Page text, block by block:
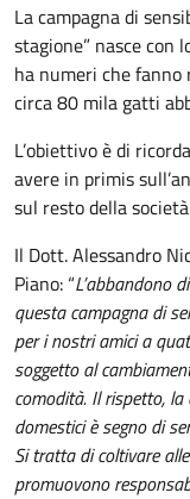
La campagna di
stagione” nasce con
ha numeri che
circa 80 mila gatti
L’obiettivo è di
avere in primis
sul resto della
Il Dott. Alessandro
Piano: “L’abbandono
questa campagna di
per i nostri amici a
soggetto al
comodità. Il rispetto, la
domestici è segno di
Si tratta di coltivare
promuovono